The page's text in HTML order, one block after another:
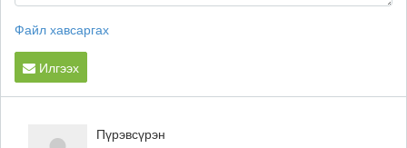
Файл хавсаргах
Илгээх
Пүрэвсүрэн